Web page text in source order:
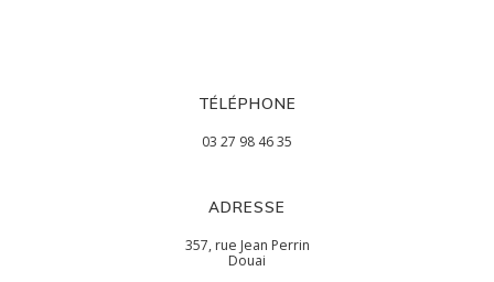
TÉLÉPHONE
03 27 98 46 35
ADRESSE
357, rue Jean Perrin
Douai